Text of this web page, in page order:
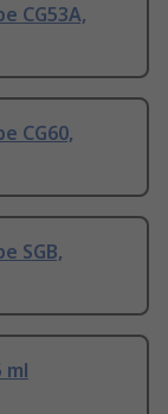
CG53A,
CG60,
SGB,
ml